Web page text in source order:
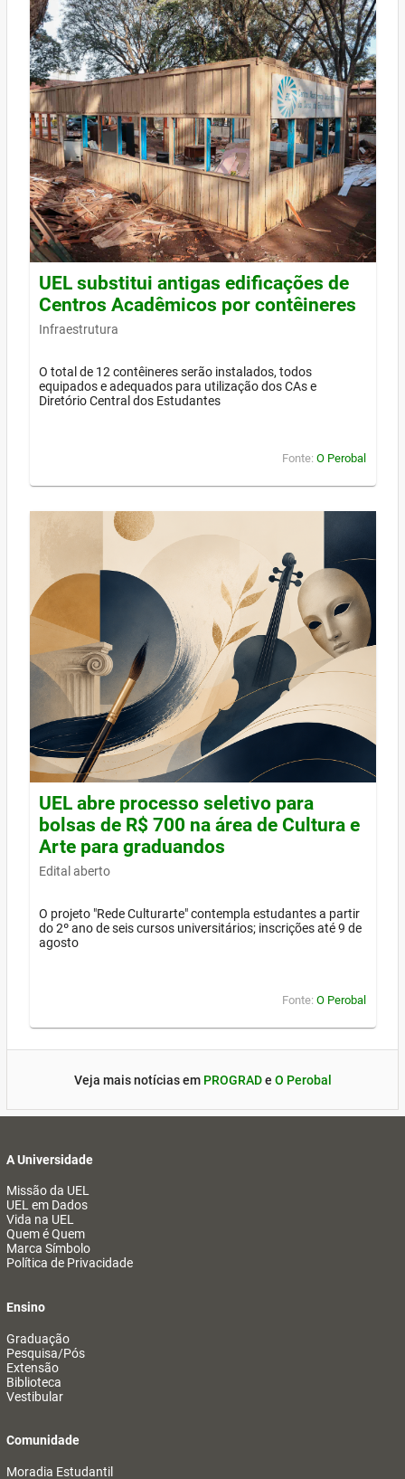
UEL substitui antigas edificações de
Centros Acadêmicos por contêineres
Infraestrutura
O total de 12 contêineres serão instalados, todos
equipados e adequados para utilização dos CAs e
Diretório Central dos Estudantes
Fonte: O Perobal
UEL abre processo seletivo para
bolsas de R$ 700 na área de Cultura e
Arte para graduandos
Edital aberto
O projeto "Rede Culturarte" contempla estudantes a partir
do 2º ano de seis cursos universitários; inscrições até 9 de
agosto
Fonte: O Perobal
Veja mais notícias em PROGRADe O Perobal
A Universidade
Missão da UEL
UEL em Dados
Vida na UEL
Quem é Quem
Marca Símbolo
Política de Privacidade
Ensino
Graduação
Pesquisa/Pós
Extensão
Biblioteca
Vestibular
Comunidade
Moradia Estudantil